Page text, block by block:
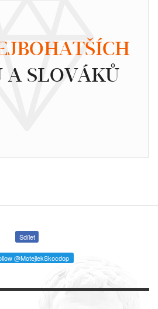
A SLOVÁKŮ
Sdílet
@MotejlekSkocdop